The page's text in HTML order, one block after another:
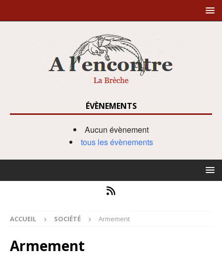
ÉVÈNEMENTS
Aucun évènement
tous les évènements
ACCUEIL SOCIÉTÉ Armement
Armement